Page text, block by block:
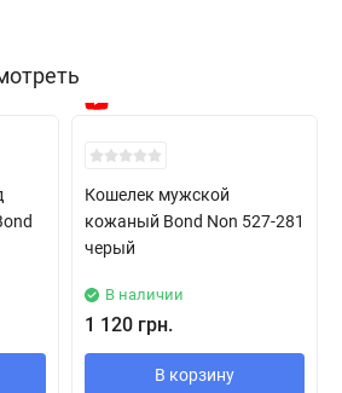
Кошелек мужской
кожаный Bond Non 527-281
черый
В наличии
1 120 грн.
В корзину